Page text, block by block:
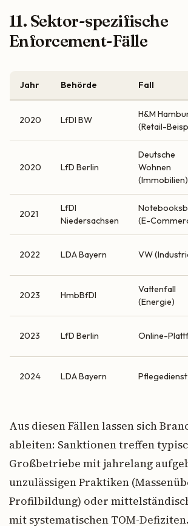
11. Sektor-spezifische
Enforcement-Fälle
Jahr Behörde Fall
2020 LfDI BW
H&M
(Retail-
2020 LfD Berlin
Deutsche
Wohnen
(Immobilien)
2021
LfDI
Niedersachsen
(E-
2022 LDA Bayern VW
2023 HmbBfDI
Vattenfall
(Energie)
2023 LfD Berlin Online-
2024 LDA Bayern Pflegedienst
Aus diesen Fällen lassen sich
ableiten: Sanktionen treffen
Großbetriebe mit jahrelang
unzulässigen Praktiken
Profilbildung) oder
mit systematischen TOM-Defiziten.